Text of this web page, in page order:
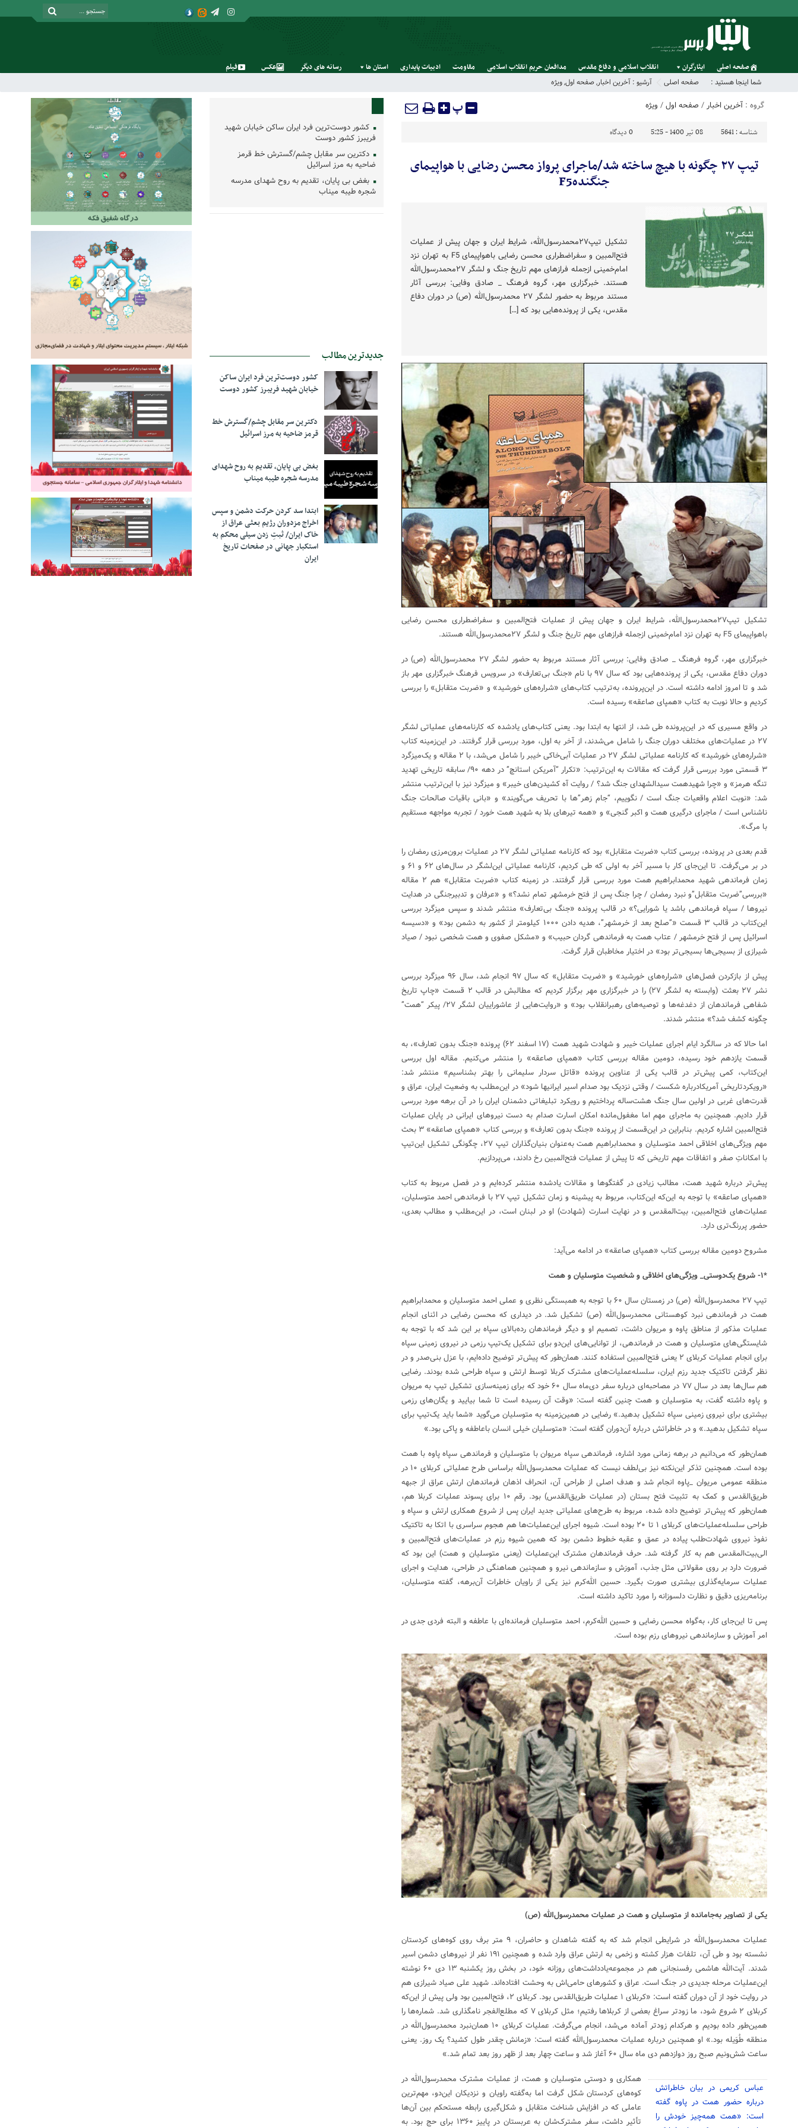
صفحه اصلی ایثارگران انقلاب اسلامی و دفاع مقدس مدافعان حریم انقلاب اسلامی مقاومت ادبیات پایداری استان‌ ها رسانه‌ های‌ دیگر عکس فیلم
شما اینجا هستید : صفحه اصلی آرشیو : آخرین اخبار,صفحه اول,ویژه
گروه : آخرین اخبار / صفحه اول/ ویژه پ
شناسه : 5641 08 تیر 1400 - 5:25 0 دیدگاه
تیپ ۲۷ چگونه با هیچ ساخته شد/ماجرای پرواز محسن رضایی با هواپیمای
جنگندهF5
تشکیل تیپ۲۷محمدرسول‌الله، شرایط ایران و جهان پیش از عملیات
فتح‌المبین و سفراضطراری محسن رضایی باهواپیمای F5 به تهران نزد
امام‌خمینی ازجمله فرازهای مهم تاریخ جنگ و لشگر ۲۷محمدرسول‌الله
هستند. خبرگزاری مهر، گروه فرهنگ _ صادق وفایی: بررسی آثار
مستند مربوط به حضور لشگر ۲۷ محمدرسول‌الله (ص) در دوران دفاع
مقدس، یکی از پرونده‌هایی بود که […]
تشکیل تیپ۲۷محمدرسول‌الله، شرایط ایران و جهان پیش از عملیات فتح‌المبین و سفراضطراری محسن رضایی
باهواپیمای F5 به تهران نزد امام‌خمینی ازجمله فرازهای مهم تاریخ جنگ و لشگر ۲۷محمدرسول‌الله هستند.
خبرگزاری مهر، گروه فرهنگ _ صادق وفایی: بررسی آثار مستند مربوط به حضور لشگر ۲۷ محمدرسول‌الله (ص) در
دوران دفاع مقدس، یکی از پرونده‌هایی بود که سال ۹۷ با نام «جنگ بی‌تعارف» در سرویس فرهنگ خبرگزاری مهر باز
شد و تا امروز ادامه داشته است. در این‌پرونده، به‌ترتیب کتاب‌های «شراره‌های خورشید» و «ضربت متقابل» را بررسی
کردیم و حالا نوبت به کتاب «همپای صاعقه» رسیده است.
در واقع مسیری که در این‌پرونده طی شد، از انتها به ابتدا بود. یعنی کتاب‌های یادشده که کارنامه‌های عملیاتی لشگر
۲۷ در عملیات‌های مختلف دوران جنگ را شامل می‌شدند، از آخر به اول، مورد بررسی قرار گرفتند. در این‌زمینه کتاب
«شراره‌های خورشید» که کارنامه عملیاتی لشگر ۲۷ در عملیات آبی‌خاکی خیبر را شامل می‌شد، با ۲ مقاله و یک‌میزگرد
۳ قسمتی مورد بررسی قرار گرفت که مقالات به این‌ترتیب: «تکرار “آمریکن استانچ” در دهه ۹۰/ سابقه تاریخی تهدید
تنگه هرمز» و «چرا شهیدهمت سیدالشهدای جنگ شد؟ / روایت آه کشیدن‌های خیبر» و میزگرد نیز با این‌ترتیب منتشر
شد: «نوبت اعلام واقعیات جنگ است / نگوییم، “جام زهر”ها با تحریف می‌گویند» و «بانی باقیات صالحات جنگ
ناشناس است / ماجرای درگیری همت و اکبر گنجی» و «همه تیرهای بلا به شهید همت خورد / تجربه مواجهه مستقیم
با مرگ».
قدم بعدی در پرونده، بررسی کتاب «ضربت متقابل» بود که کارنامه عملیاتی لشگر ۲۷ در عملیات برون‌مرزی رمضان را
در بر می‌گرفت. تا این‌جای کار با مسیر آخر به اولی که طی کردیم، کارنامه عملیاتی این‌لشگر در سال‌های ۶۲ و ۶۱ و
زمان فرماندهی شهید محمدابراهیم همت مورد بررسی قرار گرفتند. در زمینه کتاب «ضربت متقابل» هم ۲ مقاله
«بررسی”ضربت متقابل”و نبرد رمضان / چرا جنگ پس از فتح خرمشهر تمام نشد؟» و «عرفان و تدبیرجنگی در هدایت
نیروها / سپاه فرماندهی باشد یا شورایی؟» در قالب پرونده «جنگ بی‌تعارف» منتشر شدند و سپس میزگرد بررسی
این‌کتاب در قالب ۳ قسمت «”صلح بعد از خرمشهر”، هدیه دادن ۱۰۰۰ کیلومتر از کشور به دشمن بود» و «دسیسه
اسرائیل پس از فتح خرمشهر / عتاب همت به فرماندهی گردان حبیب» و «مشکل صفوی و همت شخصی نبود / صیاد
شیرازی از بسیجی‌ها بسیجی‌تر بود» در اختیار مخاطبان قرار گرفت.
پیش از بازکردن فصل‌های «شراره‌های خورشید» و «ضربت متقابل» که سال ۹۷ انجام شد، سال ۹۶ میزگرد بررسی
نشر ۲۷ بعثت (وابسته به لشگر ۲۷) را در خبرگزاری مهر برگزار کردیم که مطالبش در قالب ۲ قسمت «چاپ تاریخ
شفاهی فرماندهان از دغدغه‌ها و توصیه‌های رهبرانقلاب بود» و «روایت‌هایی از عاشوراییان لشگر ۲۷/ پیکر “همت”
چگونه کشف شد؟» منتشر شدند.
اما حالا که در سالگرد ایام اجرای عملیات خیبر و شهادت شهید همت (۱۷ اسفند ۶۲) پرونده «جنگ بدون تعارف»، به
قسمت یازدهم خود رسیده، دومین مقاله بررسی کتاب «همپای صاعقه» را منتشر می‌کنیم. مقاله اول بررسی
این‌کتاب، کمی پیش‌تر در قالب یکی از عناوین پرونده «قاتل سردار سلیمانی را بهتر بشناسیم» منتشر شد:
«رویکردتاریخی آمریکادرباره شکست / وقتی نزدیک بود صدام اسیر ایرانیها شود» در این‌مطلب به وضعیت ایران، عراق و
قدرت‌های غربی در اولین سال جنگ هشت‌ساله پرداختیم و رویکرد تبلیغاتی دشمنان ایران را در آن برهه مورد بررسی
قرار دادیم. همچنین به ماجرای مهم اما مغفول‌مانده امکان اسارت صدام به دست نیروهای ایرانی در پایان عملیات
فتح‌المبین اشاره کردیم. بنابراین در این‌قسمت از پرونده «جنگ بدون تعارف» و بررسی کتاب «همپای صاعقه» ۳ بحث
مهم ویژگی‌های اخلاقی احمد متوسلیان و محمدابراهیم همت به‌عنوان بنیان‌گذاران تیپ ۲۷، چگونگی تشکیل این‌تیپ
با امکاناتِ صفر و اتفاقات مهم تاریخی که تا پیش از عملیات فتح‌المبین رخ دادند، می‌پردازیم.
پیش‌تر درباره شهید همت، مطالب زیادی در گفتگوها و مقالات یادشده منتشر کرده‌ایم و در فصل مربوط به کتاب
«همپای صاعقه» با توجه به این‌که این‌کتاب، مربوط به پیشینه و زمان تشکیل تیپ ۲۷ با فرماندهی احمد متوسلیان،
عملیات‌های فتح‌المبین، بیت‌المقدس و در نهایت اسارت (شهادت) او در لبنان است، در این‌مطلب و مطالب بعدی،
حضور پررنگ‌تری دارد.
مشروح دومین مقاله بررسی کتاب «همپای صاعقه» در ادامه می‌آید:
*۱- شروع یک‌دوستی_ ویژگی‌های اخلاقی و شخصیت متوسلیان و همت
تیپ ۲۷ محمدرسول‌الله (ص) در زمستان سال ۶۰ با توجه به همبستگی نظری و عملی احمد متوسلیان و محمدابراهیم
همت در فرماندهی نبرد کوهستانی محمدرسول‌الله (ص) تشکیل شد. در دیداری که محسن رضایی در اثنای انجام
عملیات مذکور از مناطق پاوه و مریوان داشت، تصمیم او و دیگر فرماندهان رده‌بالای سپاه بر این شد که با توجه به
شایستگی‌های متوسلیان و همت در فرماندهی، از توانایی‌های این‌دو برای تشکیل یک‌تیپ رزمی در نیروی زمینی سپاه
برای انجام عملیات کربلای ۲ یعنی فتح‌المبین استفاده کنند. همان‌طور که پیش‌تر توضیح داده‌ایم، با عزل بنی‌صدر و در
نظر گرفتن تاکتیک جدید رزم ایران، سلسله‌عملیات‌های مشترک کربلا توسط ارتش و سپاه طراحی شده بودند. رضایی
هم سال‌ها بعد در سال ۷۷ در مصاحبه‌ای درباره سفر دی‌ماه سال ۶۰ خود که برای زمینه‌سازی تشکیل تیپ به مریوان
و پاوه داشته گفت، به متوسلیان و همت چنین گفته است: «وقت آن رسیده است تا شما بیایید و یگان‌های رزمی
بیشتری برای نیروی زمینی سپاه تشکیل بدهید.» رضایی در همین‌زمینه به متوسلیان می‌گوید «شما باید یک‌تیپ برای
سپاه تشکیل بدهید.» و در خاطراتش درباره آن‌دوران گفته است: «متوسلیان خیلی انسان باعاطفه و پاکی بود.»
همان‌طور که می‌دانیم در برهه زمانی مورد اشاره، فرماندهی سپاه مریوان با متوسلیان و فرماندهی سپاه پاوه با همت
بوده است. همچنین تذکر این‌نکته نیز بی‌لطف نیست که عملیات محمدرسول‌الله براساس طرح عملیاتی کربلای ۱۰ در
منطقه عمومی مریوان _پاوه انجام شد و هدف اصلی از طراحی آن، انحراف اذهان فرماندهان ارتش عراق از جبهه
طریق‌القدس و کمک به تثبیت فتح بستان (در عملیات طریق‌القدس) بود. رقم ۱۰ برای پسوند عملیات کربلا هم،
همان‌طور که پیش‌تر توضیح داده شده، مربوط به طرح‌های عملیاتی جدید ایران پس از شروع همکاری ارتش و سپاه و
طراحی سلسله‌عملیات‌های کربلای ۱ تا ۲۰ بوده است. شیوه اجرای این‌عملیات‌ها هم هجوم سراسری با اتکا به تاکتیک
نفوذ نیروی شهادت‌طلب پیاده در عمق و عقبه خطوط دشمن بود که همین شیوه رزم در عملیات‌های فتح‌المبین و
الی‌بیت‌المقدس هم به کار گرفته شد. حرف فرماندهان مشترک این‌عملیات (یعنی متوسلیان و همت) این بود که
ضرورت دارد بر روی مقولاتی مثل جذب، آموزش و سازماندهی نیرو و همچنین هماهنگی در طراحی، هدایت و اجرای
عملیات سرمایه‌گذاری بیشتری صورت بگیرد. حسین الله‌کرم نیز یکی از راویان خاطرات آن‌برهه، گفته متوسلیان،
برنامه‌ریزی دقیق و نظارت دلسوزانه را مورد تاکید داشته است.
پس تا این‌جای کار، به‌گواه محسن رضایی و حسین الله‌کرم، احمد متوسلیان فرمانده‌ای با عاطفه و البته فردی جدی در
امر آموزش و سازماندهی نیروهای رزم بوده است.
یکی از تصاویر به‌جامانده از متوسلیان و همت در عملیات محمدرسول‌الله (ص)
عملیات محمدرسول‌الله در شرایطی انجام شد که به گفته شاهدان و حاضران، ۹ متر برف روی کوه‌های کردستان
نشسته بود و طی آن، تلفات هزار کشته و زخمی به ارتش عراق وارد شده و همچنین ۱۹۱ نفر از نیروهای دشمن اسیر
شدند. آیت‌الله هاشمی رفسنجانی هم در مجموعه‌یادداشت‌های روزانه خود، در بخش روز یکشنبه ۱۳ دی ۶۰ نوشته
این‌عملیات مرحله جدیدی در جنگ است. عراق و کشورهای حامی‌اش به وحشت افتاده‌اند. شهید علی صیاد شیرازی هم
در روایت خود از آن دوران گفته است: «کربلای ۱ عملیات طریق‌القدس بود. کربلای ۲، فتح‌المبین بود ولی پیش از این‌که
کربلای ۲ شروع شود، ما زودتر سراغ بعضی از کربلاها رفتیم؛ مثل کربلای ۷ که مطلع‌الفجر نامگذاری شد. شماره‌ها را
همین‌طور داده بودیم و هرکدام زودتر آماده می‌شد، انجام می‌گرفت. عملیات کربلای ۱۰ همان‌نبرد محمدرسول‌الله در
منطقه طُوَیله بود.» او همچنین درباره عملیات محمدرسول‌الله گفته است: «زمانش چقدر طول کشید؟ یک روز. یعنی
ساعت شش‌ونیم صبح روز دوازدهم دی ماه سال ۶۰ آغاز شد و ساعت چهار بعد از ظهر روز بعد تمام شد.»
عباس کریمی در بیان خاطراتش
درباره حضور همت در پاوه گفته
است: «همت همه‌چیز خودش را
همکاری و دوستی متوسلیان و همت، از عملیات مشترک محمدرسول‌الله در
کوه‌های کردستان شکل گرفت اما به‌گفته راویان و نزدیکان این‌دو، مهم‌ترین
عاملی که در افزایش شناخت متقابل و شکل‌گیری رابطه مستحکم بین آن‌ها
تأثیر داشت، سفر مشترک‌شان به عربستان در پاییز ۱۳۶۰ برای حج بود. به
کشور دوست‌ترین فرد ایران ساکن خیابان شهید
فریبرز کشور دوست
دکترین سر مقابل چشم/گسترش خط قرمز
ضاحیه به مرز اسرائیل
بغض بی پایان، تقدیم به روح شهدای مدرسه
شجره طیبه میناب
جدیدترین مطالب
کشور دوست‌ترین فرد ایران ساکن
خیابان شهید فریبرز کشور دوست
دکترین سر مقابل چشم/گسترش خط
قرمز ضاحیه به مرز اسرائیل
بغض بی پایان، تقدیم به روح شهدای
مدرسه شجره طیبه میناب
ابتدا سد کردن حرکت دشمن و سپس
اخراج مزدوران رژیم بعثی عراق از
خاک ایران/ ثبتِ زدن سیلی محکم به
استکبار جهانی در صفحات تاریخ
ایران